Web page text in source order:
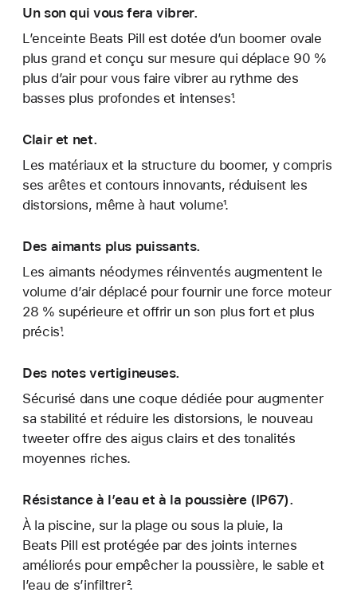
Un son qui vous fera vibrer.
L’enceinte Beats Pill est dotée d’un boomer ovale
plus grand et conçu sur mesure qui déplace 90 %
plus d’air pour vous faire vibrer au rythme des
basses plus profondes et intenses¹.
Clair et net.
Les matériaux et la structure du boomer, y compris
ses arêtes et contours innovants, réduisent les
distorsions, même à haut volume¹.
Des aimants plus puissants.
Les aimants néodymes réinventés augmentent le
volume d’air déplacé pour fournir une force moteur
28 % supérieure et offrir un son plus fort et plus
précis¹.
Des notes vertigineuses.
Sécurisé dans une coque dédiée pour augmenter
sa stabilité et réduire les distorsions, le nouveau
tweeter offre des aigus clairs et des tonalités
moyennes riches.
Résistance à l’eau et à la poussière (IP67).
À la piscine, sur la plage ou sous la pluie, la
Beats Pill est protégée par des joints internes
améliorés pour empêcher la poussière, le sable et
l’eau de s’infiltrer².